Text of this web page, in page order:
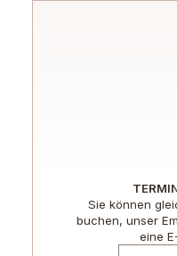
Sie können
buchen, unser
eine